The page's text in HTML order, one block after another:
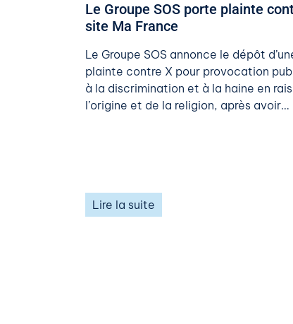
Le Groupe SOS porte plainte
site Ma France
Le Groupe SOS annonce le dépôt
plainte contre X pour provocation
à la discrimination et à la haine en
l’origine et de la religion, après avoir…
Lire la suite